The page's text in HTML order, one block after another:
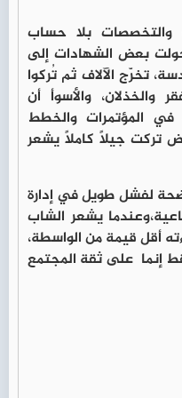
والتخصصات بلا حساب
بعض الشهادات إلى
تخرّج الآلاف ثم تُركوا
والخذلان، والأسوأ أن
المؤتمرات والخطط
تركت جيلاً كاملاً يشعر
لفشل طويل في إدارة
يشعر الشاب
أقل قيمة من الواسطة،
إنما على ثقة المجتمع